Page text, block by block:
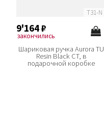
T31-N
9'164₽
закончились
Шариковая ручка Aurora TU
Resin Black CT, в
подарочной коробке